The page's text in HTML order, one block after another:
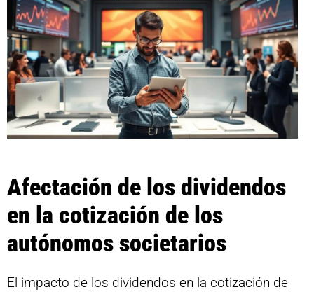
Afectación de los dividendos
en la cotización de los
autónomos societarios
El impacto de los dividendos en la cotización de